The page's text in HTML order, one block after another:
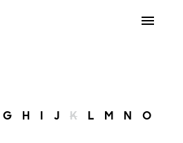
G H I J K L M N O